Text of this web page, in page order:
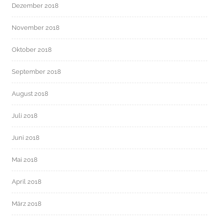
Dezember 2018
November 2018
Oktober 2018
September 2018
August 2018
Juli 2018
Juni 2018
Mai 2018
April 2018
März 2018